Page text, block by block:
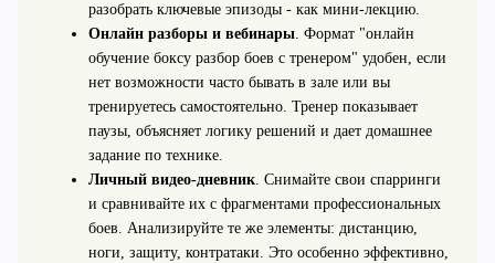
разобрать ключевые эпизоды - как мини‑лекцию.
Онлайн разборы и вебинары. Формат "онлайн
обучение боксу разбор боев с тренером" удобен, если
нет возможности часто бывать в зале или вы
тренируетесь самостоятельно. Тренер показывает
паузы, объясняет логику решений и дает домашнее
задание по технике.
Личный видео‑дневник. Снимайте свои спарринги
и сравнивайте их с фрагментами профессиональных
боев. Анализируйте те же элементы: дистанцию,
ноги, защиту, контратаки. Это особенно эффективно,